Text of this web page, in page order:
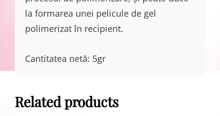
la formarea unei pelicule de gel
polimerizat în recipient.
Cantitatea netă: 5gr
Related products